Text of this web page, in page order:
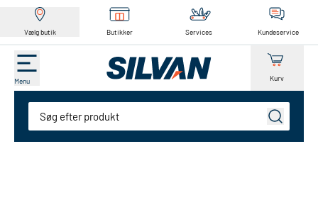
Vælg butik Butikker Services Kundeservice
Menu Kurv
Søg